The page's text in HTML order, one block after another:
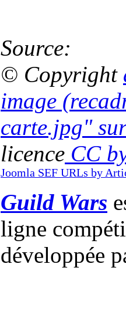
Source:
© Copyright
image
carte.jpg"
licence CC
Joomla SEF URLs by
Guild Wars
ligne
développée